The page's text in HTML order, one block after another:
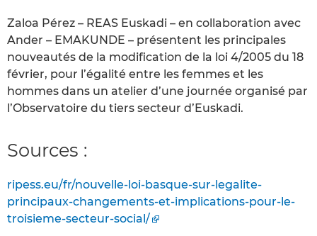
Zaloa Pérez – REAS Euskadi – en collaboration avec
Ander – EMAKUNDE – présentent les principales
nouveautés de la modification de la loi 4/2005 du 18
février, pour l’égalité entre les femmes et les
hommes dans un atelier d’une journée organisé par
l’Observatoire du tiers secteur d’Euskadi.
Sources :
ripess.eu/fr/nouvelle-loi-basque-sur-legalite-
principaux-changements-et-implications-pour-le-
troisieme-secteur-social/